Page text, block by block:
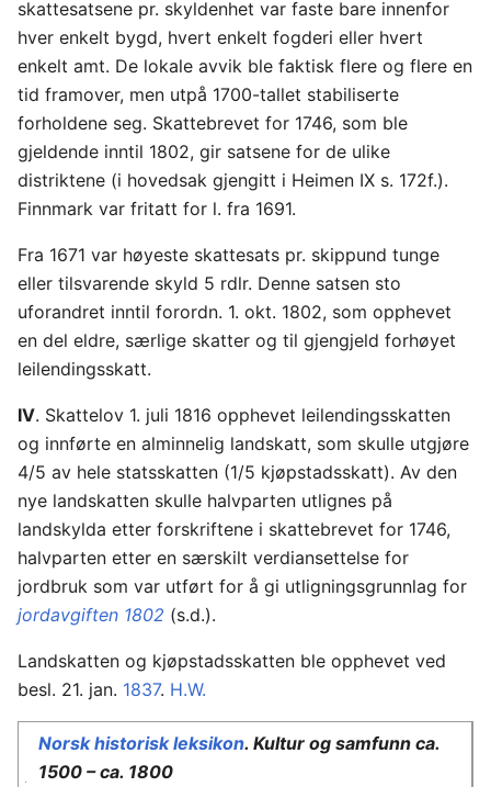
skattesatsene pr. skyldenhet var faste bare innenfor
hver enkelt bygd, hvert enkelt fogderi eller hvert
enkelt amt. De lokale avvik ble faktisk flere og flere en
tid framover, men utpå 1700-tallet stabiliserte
forholdene seg. Skatte­brevet for 1746, som ble
gjeldende inntil 1802, gir satsene for de ulike
distriktene (i hovedsak gjengitt i Heimen IX s. 172f.).
Finnmark var fritatt for l. fra 1691.
Fra 1671 var høyeste skattesats pr. skippund tunge
eller tilsvarende skyld 5 rdlr. Denne satsen sto
uforandret inntil forordn. 1. okt. 1802, som opphevet
en del eldre, særlige skatter og til gjengjeld forhøyet
leilendingsskatt.
IV. Skattelov 1. juli 1816 opphevet leilendingsskatten
og innførte en alminnelig landskatt, som skulle utgjøre
4/5 av hele statsskatten (1/5 kjøpstadsskatt). Av den
nye landskatten skulle halvparten utlignes på
landskylda etter forskriftene i skattebrevet for 1746,
halvparten etter en særskilt verdiansettelse for
jordbruk som var utført for å gi utligningsgrunnlag for
jordavgiften 1802 (s.d.).
Landskatten og kjøpstadsskatten ble opphevet ved
besl. 21. jan. 1837. H.W.
Norsk historisk leksikon. Kultur og samfunn ca.
1500 – ca. 1800